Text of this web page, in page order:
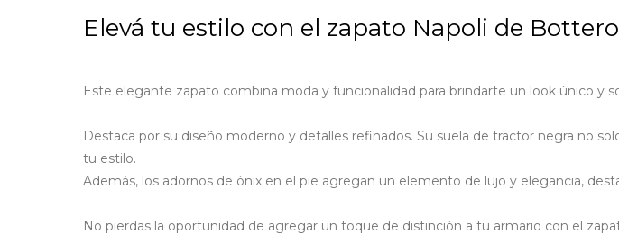
Elevá tu estilo con el zapato Napoli de
Este elegante zapato combina moda y funcionalidad para brindarte un look único y
Destaca por su diseño moderno y detalles refinados. Su suela de tractor negra no
tu estilo.
Además, los adornos de ónix en el pie agregan un elemento de lujo y elegancia,
No pierdas la oportunidad de agregar un toque de distinción a tu armario con el